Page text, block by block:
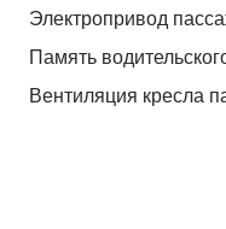
Электропривод
Память
Вентиляция кресла